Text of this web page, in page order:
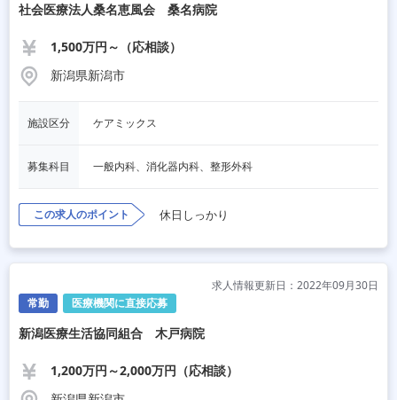
社会医療法人桑名恵風会 桑名病院
1,500万円～（応相談）
新潟県新潟市
施設区分 ケアミックス
募集科目 一般内科、消化器内科、整形外科
この求人のポイント 休日しっかり
常勤 医療機関に直接応募
求人情報更新日：2022年09月30日
新潟医療生活協同組合 木戸病院
1,200万円～2,000万円（応相談）